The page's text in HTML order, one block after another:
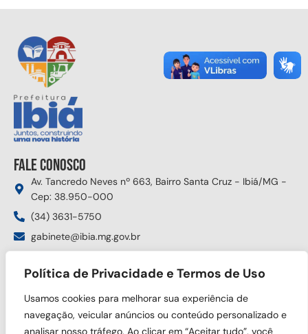
Política de Privacidade e Termos de Uso
Usamos cookies para melhorar sua experiência de
navegação, veicular anúncios ou conteúdo personalizado e
analisar nosso tráfego. Ao clicar em “Aceitar tudo”, você
Fale conosco
Av. Tancredo Neves nº 663, Bairro Santa Cruz - Ibiá/MG -
Cep: 38.950-000
(34) 3631-5750
gabinete@ibia.mg.gov.br